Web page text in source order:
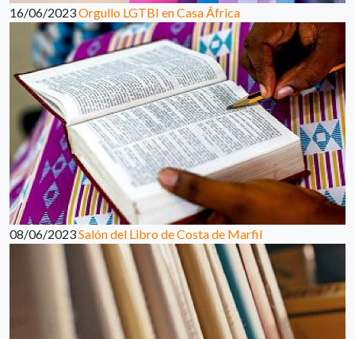
16/06/2023Orgullo LGTBI en Casa África
08/06/2023Salón del Libro de Costa de Marfil